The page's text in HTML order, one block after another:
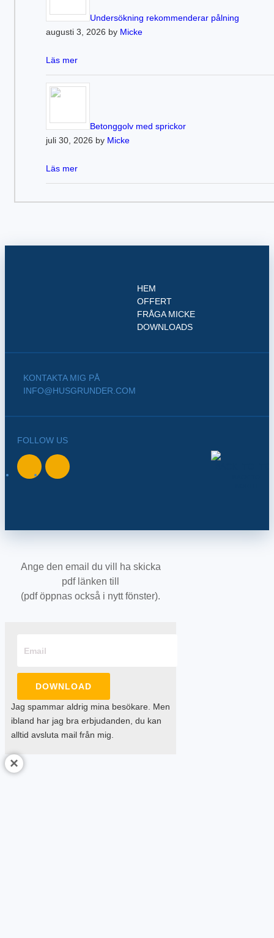
Undersökning rekommenderar pålning
augusti 3, 2026 by Micke
Läs mer
Betonggolv med sprickor
juli 30, 2026 by Micke
Läs mer
HEM
OFFERT
FRÅGA MICKE
DOWNLOADS
KONTAKTA MIG PÅ
INFO@HUSGRUNDER.COM
FOLLOW US
Ange den email du vill ha skicka
pdf länken till
(pdf öppnas också i nytt fönster).
DOWNLOAD
Jag spammar aldrig mina besökare. Men
ibland har jag bra erbjudanden, du kan
alltid avsluta mail från mig.
×